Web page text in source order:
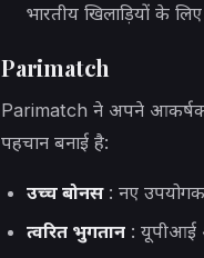
भारतीय खिलाड़ियों के
Parimatch
Parimatch ने अपने आकर्षक
पहचान बनाई है:
उच्च बोनस: नए
त्वरित भुगतान: यूपीआई